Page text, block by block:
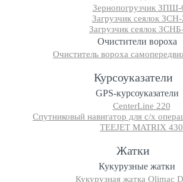
Зернопогрузчик ЗПШ-
Загрузчик сеялок
Загрузчик сеялок
Очистители вороха
Очиститель вороха
Курсоуказатели
GPS-курсоуказатели
CenterLine 220
Спутниковый навигатор для с/х
TEEJET MATRIX 430
Жатки
Кукурузные жатки
Кукурузная жатка Olimac